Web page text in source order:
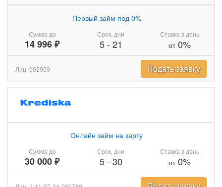
Сумма до
14 996 ₽
Первый займ под 0%
Срок, дни
5- 21
Ставка в день
от0%
Лиц. 002959 Подать заявку
Сумма до
30 000 ₽
Онлайн займ на карту
Срок, дни
5- 30
Ставка в день
от0%